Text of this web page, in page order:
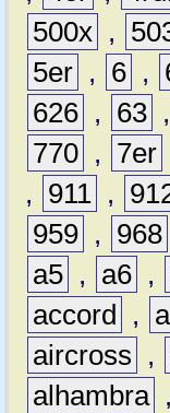
500x ,
5er , 6 ,
626 , 63 ,
770 , 7er
,
911 ,
959 , 968
a5 , a6 ,
accord
,
aircross
,
alhambra ,